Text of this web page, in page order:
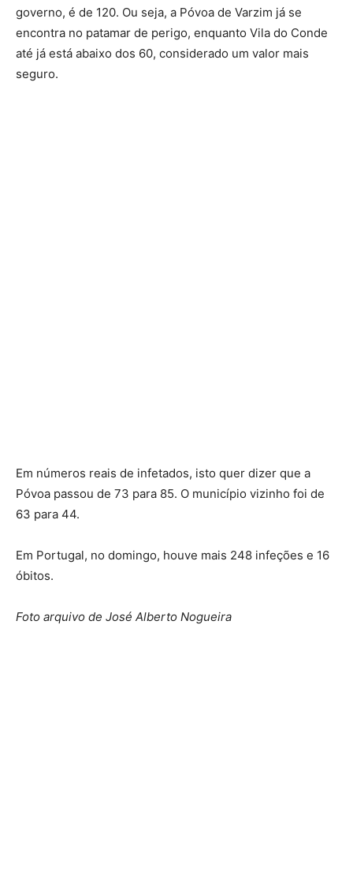
governo, é de 120. Ou seja, a Póvoa de Varzim já se
encontra no patamar de perigo, enquanto Vila do Conde
até já está abaixo dos 60, considerado um valor mais
seguro.
Em números reais de infetados, isto quer dizer que a
Póvoa passou de 73 para 85. O município vizinho foi de
63 para 44.
Em Portugal, no domingo, houve mais 248 infeções e 16
óbitos.
Foto arquivo de José Alberto Nogueira